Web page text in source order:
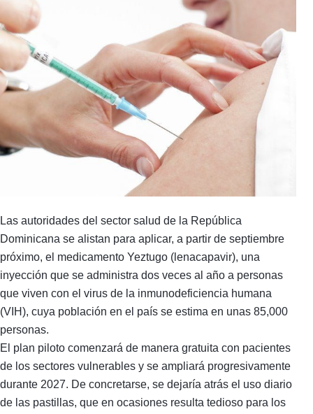
Las autoridades del sector salud de la República
Dominicana se alistan para aplicar, a partir de septiembre
próximo, el medicamento Yeztugo (lenacapavir), una
inyección que se administra dos veces al año a personas
que viven con el virus de la inmunodeficiencia humana
(VIH), cuya población en el país se estima en unas 85,000
personas.
El plan piloto comenzará de manera gratuita con pacientes
de los sectores vulnerables y se ampliará progresivamente
durante 2027. De concretarse, se dejaría atrás el uso diario
de las pastillas, que en ocasiones resulta tedioso para los